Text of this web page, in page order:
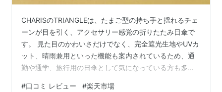
CHARISのTRIANGLEは、たまご型の持ち手と揺れるチェ
ーンが目を引く、アクセサリー感覚の折りたたみ日傘で
す。 見た目のかわいさだけでなく、完全遮光生地やUVカ
ット、晴雨兼用といった機能も案内されているため、通
勤や通学、旅行用の日傘として気になっている方も多い
#口コミ レビュー #楽天市場